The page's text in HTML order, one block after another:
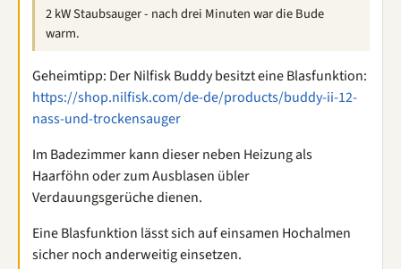
2 kW Staubsauger - nach drei Minuten war die Bude
warm.
Geheimtipp: Der Nilfisk Buddy besitzt eine Blasfunktion:
https://shop.nilfisk.com/de-de/products/buddy-ii-12-
nass-und-trockensauger
Im Badezimmer kann dieser neben Heizung als
Haarföhn oder zum Ausblasen übler
Verdauungsgerüche dienen.
Eine Blasfunktion lässt sich auf einsamen Hochalmen
sicher noch anderweitig einsetzen.